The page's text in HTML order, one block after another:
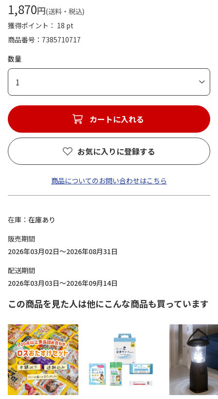
1,870円(送料・税込)
獲得ポイント： 18 pt
商品番号
7385710717
数量
1
カートに入れる
お気に入りに登録する
商品についてのお問い合わせはこちら
在庫
在庫あり
販売期間
2026年03月02日～2026年08月31日
配送期間
2026年03月03日～2026年09月14日
この商品を見た人は他にこんな商品も買っています